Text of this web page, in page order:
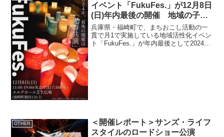
イベント「FukuFes.」が12月8日
(日)年内最後の開催 地域の子ど
もたちに届け！夕方からは灯篭や
竹ランタンで幻想的な空間に
兵庫県・福崎町で、まちおこし活動の一
貫で月1で実施している地域活性化イベン
ト「FukuFes.」が年内最後として2024年
OTHER
＜開催レポート＞サンズ・ライフ
スタイルのロードショー公演